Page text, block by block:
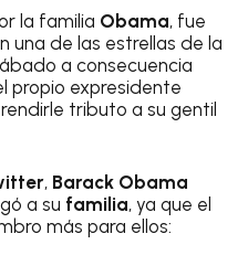
la familia Obama, fue
una de las estrellas de la
a consecuencia
propio expresidente
tributo a su gentil
, Barack Obama
a su familia, ya que el
más para ellos: